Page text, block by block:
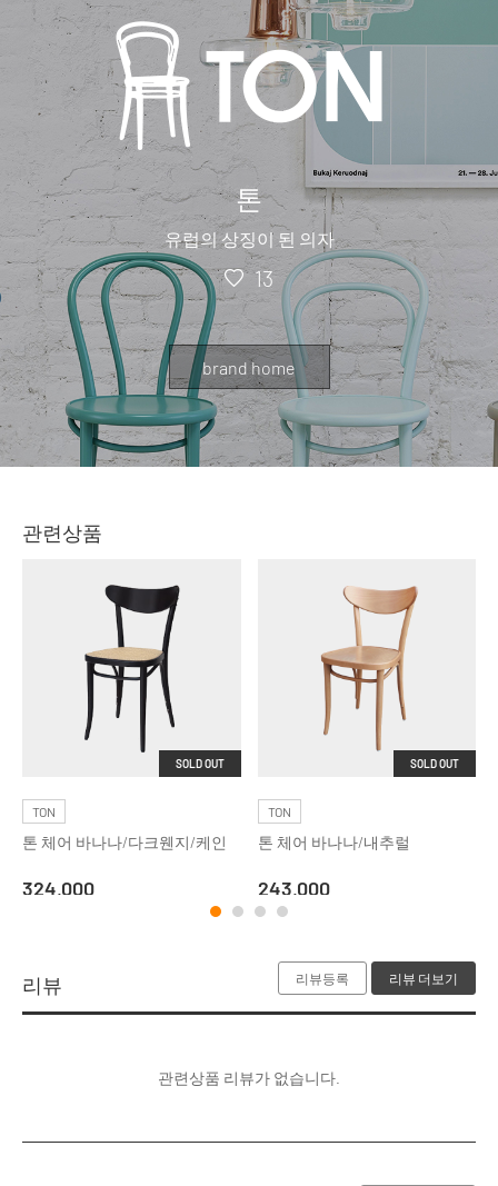
톤
유럽의 상징이 된 의자
13
brand home
관련상품
SOLD OUT
TON
톤 체어 바나나/다크웬지/케인
324,000
SOLD OUT
TON
톤 체어 바나나/내추럴
243,000
리뷰 리뷰등록 리뷰 더보기
관련상품 리뷰가 없습니다.